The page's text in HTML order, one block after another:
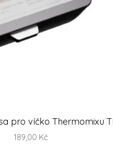
Rychlý náhled
pro víčko Thermomixu
Cena
189,00 Kč